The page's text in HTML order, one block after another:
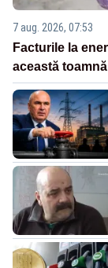
7 aug. 2026, 07:53
Facturile la
această toamnă